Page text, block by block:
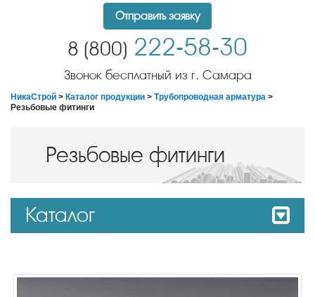
Отправить заявку
8 (800) 222-58-30
Звонок бесплатный из г. Самара
НикаСтрой > Каталог продукции > Трубопроводная арматура >
Резьбовые фитинги
Резьбовые фитинги
Каталог